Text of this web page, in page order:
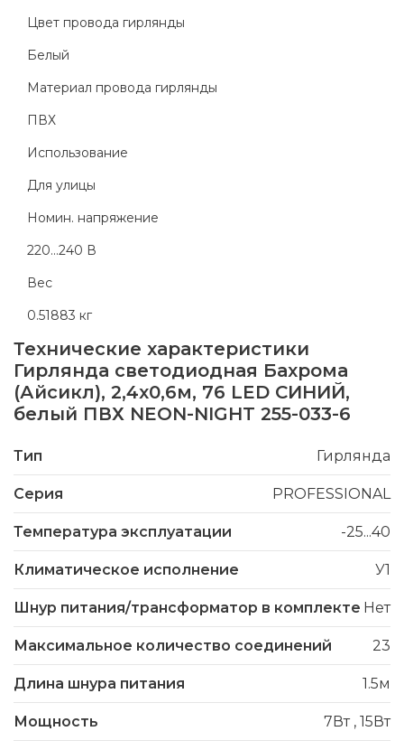
Цвет провода гирлянды
Белый
Материал провода гирлянды
ПВХ
Использование
Для улицы
Номин. напряжение
220...240 В
Вес
0.51883 кг
Технические характеристики
Гирлянда светодиодная Бахрома
(Айсикл), 2,4х0,6м, 76 LED СИНИЙ,
белый ПВХ NEON-NIGHT 255-033-6
Тип Гирлянда
Серия PROFESSIONAL
Температура эксплуатации -25...40
Климатическое исполнение У1
Шнур питания/трансформатор в комплекте Нет
Максимальное количество соединений 23
Длина шнура питания 1.5м
Мощность 7Вт, 15Вт